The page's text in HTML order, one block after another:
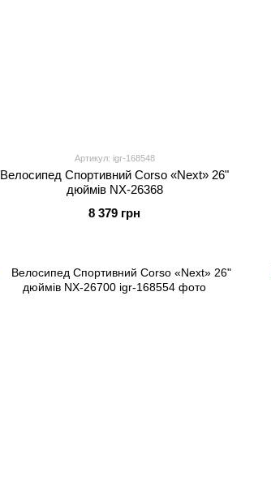
Артикул: igr-168548
Велосипед Спортивний Corso «Next» 26"
дюймів NX-26368
8 379 грн